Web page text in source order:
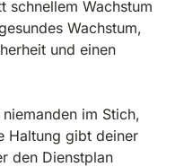
schnellem Wachstum
Wachstum,
und einen
im Stich,
Haltung gibt deiner
den Dienstplan